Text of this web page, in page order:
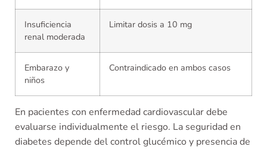
Insuficiencia
renal moderada
Limitar dosis a 10 mg
Embarazo y
niños
Contraindicado en ambos casos
En pacientes con enfermedad cardiovascular debe
evaluarse individualmente el riesgo. La seguridad en
diabetes depende del control glucémico y presencia de